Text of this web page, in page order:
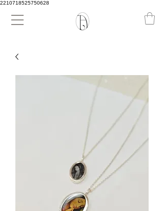
2210718525750628